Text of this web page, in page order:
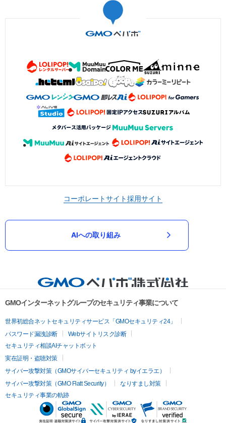
コーポレートサイト採用サイト
AIへの取り組み
GMOインターネットグループのセキュリティ事業について
世界初総合ネットセキュリティサービス「GMOセキュリティ24」
パスワード漏洩診断
Webサイトリスク診断
セキュリティ相談AIチャットボット
実在証明・盗聴対策
サイバー攻撃対策（GMOサイバーセキュリティ byイエラエ）
サイバー攻撃対策（GMO Flatt Security）
なりすまし対策
セキュリティ事業の軌跡